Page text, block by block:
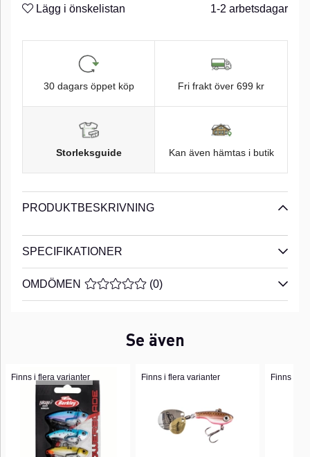
n
Blyfri
Sjunkande
Rasselkammare
Lägg i önskelistan 1-2 arbetsdagar
30 dagars öppet köp Fri frakt över 699 kr
Storleksguide Kan även hämtas i butik
PRODUKTBESKRIVNING
SPECIFIKATIONER
OMDÖMEN MEDELBETYG 0 AV 5 ANTAL BETYG 0
(0)
Se även
Finns i flera varianter Finns i flera varianter Finns i